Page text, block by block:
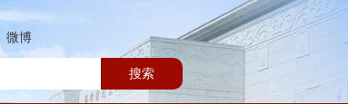
微博
搜索